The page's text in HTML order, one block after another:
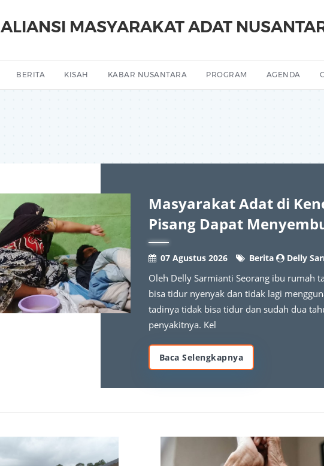
ALIANSI MASYARAKAT ADAT
BERITA KISAH KABAR NUSANTARA PROGRAM AGENDA
Masyarakat Adat di
Pisang Dapat
07 Agustus 2026 Berita Delly
Oleh Delly Sarmianti Seorang ibu rumah
bisa tidur nyenyak dan tidak lagi
tadinya tidak bisa tidur dan sudah dua
penyakitnya. Kel
Baca Selengkapnya